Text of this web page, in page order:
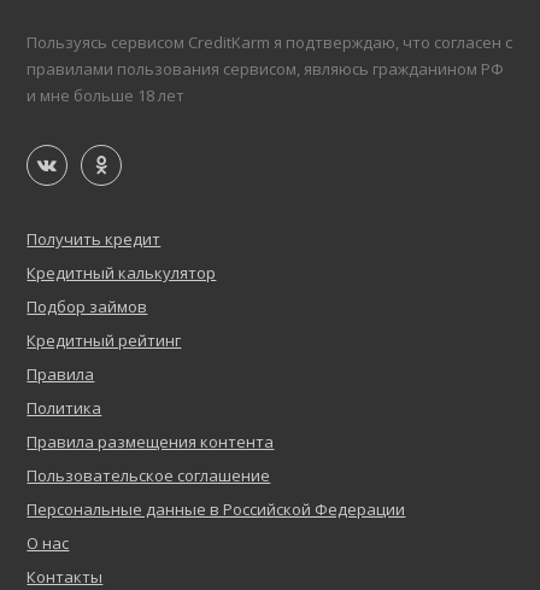
Пользуясь сервисом CreditKarm я подтверждаю, что согласен с
правилами пользования сервисом, являюсь гражданином РФ
и мне больше 18 лет
Получить кредит
Кредитный калькулятор
Подбор займов
Кредитный рейтинг
Правила
Политика
Правила размещения контента
Пользовательское соглашение
Персональные данные в Российской Федерации
О нас
Контакты